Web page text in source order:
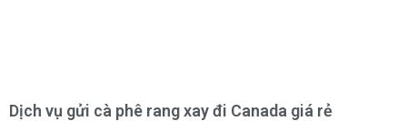
Dịch vụ gửi cà phê rang xay đi Canada giá rẻ